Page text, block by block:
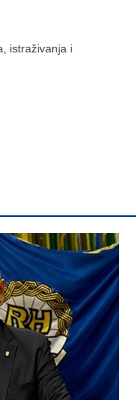
istraživanja i